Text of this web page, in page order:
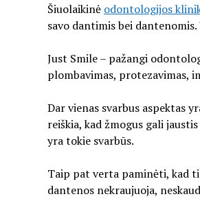
Šiuolaikinė odontologijos
savo dantimis bei
Just Smile – pažangi
plombavimas, protezavimas,
Dar vienas svarbus aspektas
reiškia, kad žmogus gali
yra tokie svarbūs.
Taip pat verta paminėti, kad
dantenos nekraujuoja,